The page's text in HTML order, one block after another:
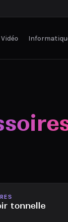
Vidéo
tonnelle